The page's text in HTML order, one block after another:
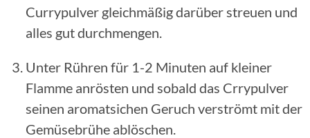
Currypulver gleichmäßig darüber streuen und
alles gut durchmengen.
Unter Rühren für 1-2 Minuten auf kleiner
Flamme anrösten und sobald das Crrypulver
seinen aromatsichen Geruch verströmt mit der
Gemüsebrühe ablöschen.